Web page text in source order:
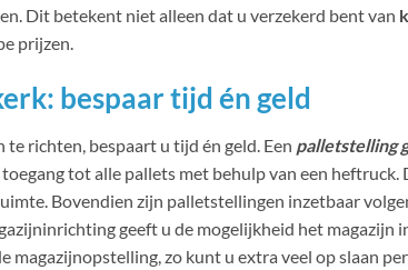
Dit betekent niet alleen dat u verzekerd bent van
prijzen.
bespaar tijd én geld
richten, bespaart u tijd én geld. Een palletstelling
tot alle pallets met behulp van een
Bovendien zijn palletstellingen inzetbaar
geeft u de mogelijkheid het
magazijnopstelling, zo kunt u extra veel op slaan